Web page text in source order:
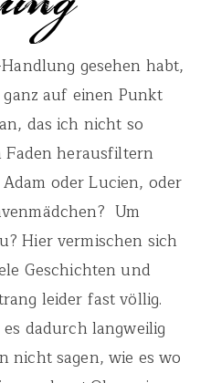
gesehen habt,
auf einen Punkt
das ich nicht so
herausfiltern
oder Lucien, oder
Um
Hier vermischen sich
Geschichten und
leider fast völlig.
dadurch langweilig
nicht sagen, wie es wo